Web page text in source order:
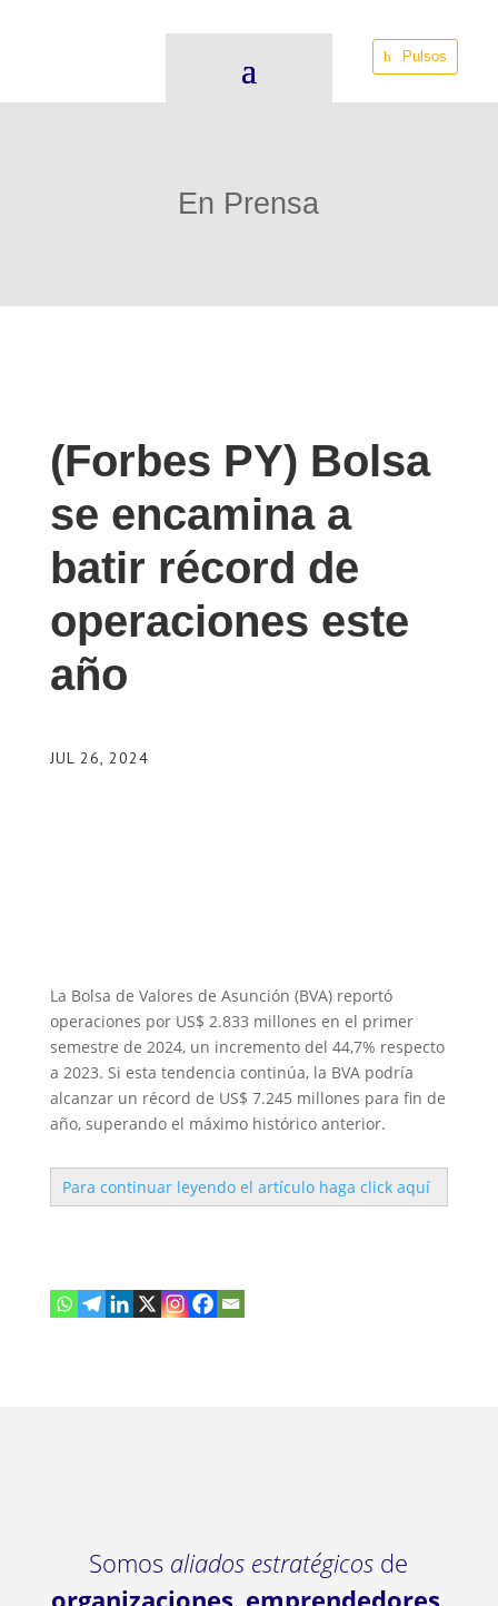
Pulsos
En Prensa
(Forbes PY) Bolsa
se encamina a
batir récord de
operaciones este
año
JUL 26, 2024
La Bolsa de Valores de Asunción (BVA) reportó
operaciones por US$ 2.833 millones en el primer
semestre de 2024, un incremento del 44,7% respecto
a 2023. Si esta tendencia continúa, la BVA podría
alcanzar un récord de US$ 7.245 millones para fin de
año, superando el máximo histórico anterior.
Para continuar leyendo el artículo haga click aquí
Somos aliados estratégicos de
organizaciones, emprendedores,